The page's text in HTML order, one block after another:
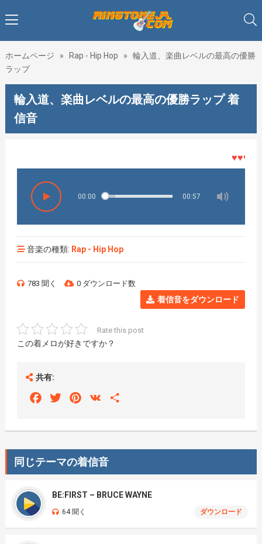
ホームページ » Rap - Hip Hop »
輪入道、楽曲レベルの最高の優勝
ラップ
輪入道、楽曲レベルの最高の優勝ラップ 着
信音
♥♥♥着メ
00:00 00:57
音楽の種類: Rap - Hip Hop
783 聞く 0 ダウンロード数
着信音をダウンロード
Rate this post
この着メロが好きですか？
共有:
FacebookTwitterPinterest
VK
同じテーマの着信音
BE:FIRST – BRUCE WAYNE
64 聞く ダウンロード